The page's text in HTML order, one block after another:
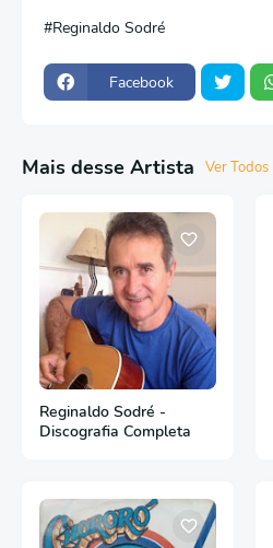
Reginaldo Sodré
Facebook
Mais desse Artista Ver Todos
Reginaldo Sodré -
Discografia Completa